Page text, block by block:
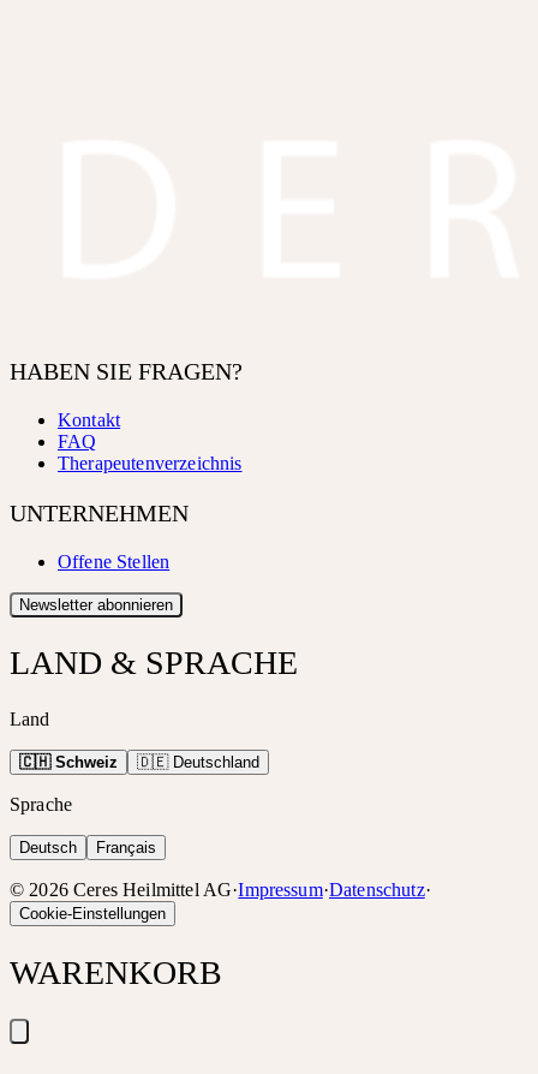
HABEN SIE FRAGEN?
Kontakt
FAQ
Therapeutenverzeichnis
UNTERNEHMEN
Offene Stellen
Newsletter abonnieren
LAND & SPRACHE
Land
🇨🇭 Schweiz 🇩🇪 Deutschland
Sprache
Deutsch Français
©2026 Ceres Heilmittel AG·Impressum·Datenschutz·
Cookie-Einstellungen
WARENKORB